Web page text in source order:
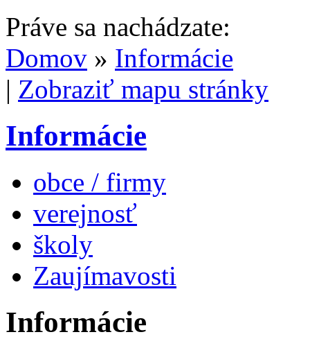
Práve sa nachádzate:
Domov » Informácie
| Zobraziť mapu stránky
Informácie
obce / firmy
verejnosť
školy
Zaujímavosti
Informácie